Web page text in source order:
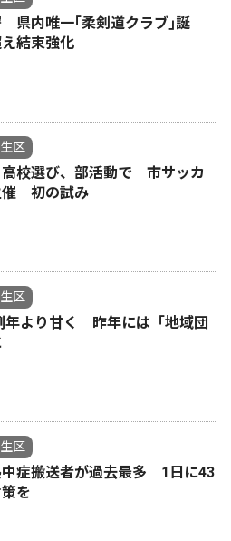
県内唯一｢柔剣道クラブ｣誕
結束強化
区
校選び、部活動で 市サッカ
催 初の試み
区
年より甘く 昨年には「地域団
区
症搬送者が過去最多 1日に43
を